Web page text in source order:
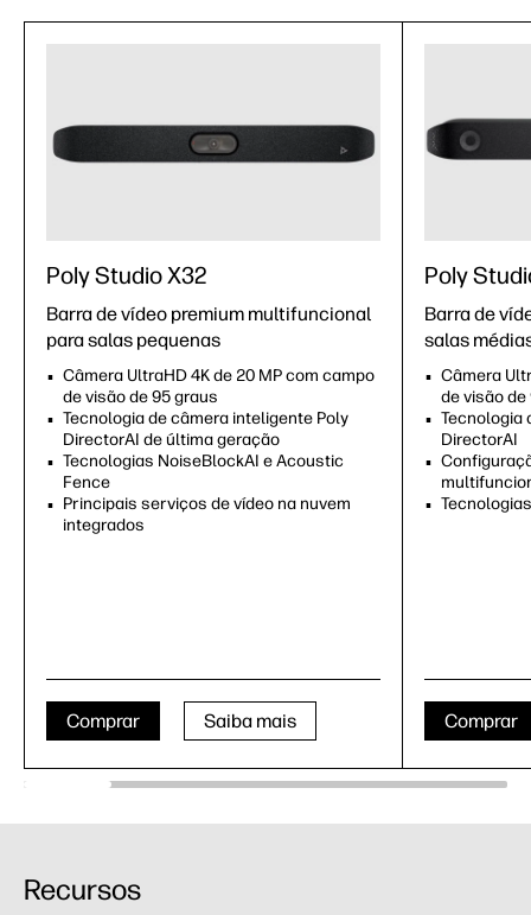
Poly Studio X32
Barra de vídeo premium multifuncional
para salas pequenas
Câmera UltraHD 4K de 20 MP com campo
de visão de 95 graus
Tecnologia de câmera inteligente Poly
DirectorAI de última geração
Tecnologias NoiseBlockAI e Acoustic
Fence
Principais serviços de vídeo na nuvem
integrados
Comprar Saiba mais
Poly
Barra de
salas
Câmera
de visão
Tecnologia
DirectorAI
Comprar
Recursos